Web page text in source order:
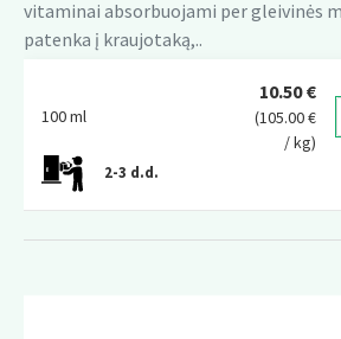
vitaminai absorbuojami per gleivinės
patenka į kraujotaką,..
100 ml
2-3 d.d.
10.50 €
(105.00 €
/ kg)